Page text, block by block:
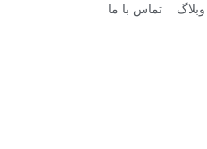
وبلاگ تماس با ما